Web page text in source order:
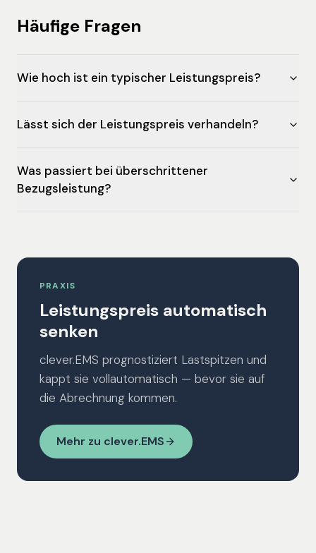
Häufige Fragen
Wie hoch ist ein typischer Leistungspreis?
Lässt sich der Leistungspreis verhandeln?
Was passiert bei überschrittener
Bezugsleistung?
PRAXIS
Leistungspreis automatisch
senken
clever.EMS prognostiziert Lastspitzen und
kappt sie vollautomatisch — bevor sie auf
die Abrechnung kommen.
Mehr zu clever.EMS